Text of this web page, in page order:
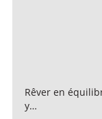
Rêver en
y…